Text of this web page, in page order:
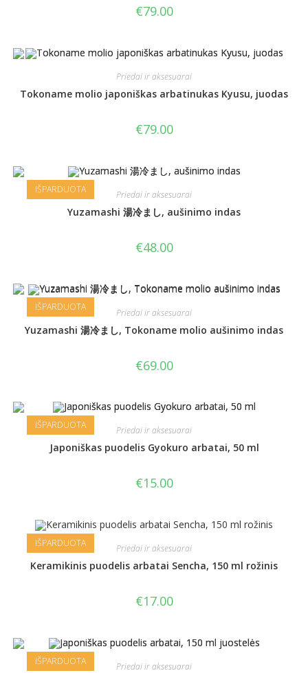
€79.00
Priedai ir aksesuarai
Tokoname molio japoniškas arbatinukas Kyusu, juodas
€79.00
IŠPARDUOTA Priedai ir aksesuarai
Yuzamashi 湯冷まし, aušinimo indas
€48.00
IŠPARDUOTA Priedai ir aksesuarai
Yuzamashi 湯冷まし, Tokoname molio aušinimo indas
€69.00
IŠPARDUOTA Priedai ir aksesuarai
Japoniškas puodelis Gyokuro arbatai, 50 ml
€15.00
IŠPARDUOTA Priedai ir aksesuarai
Keramikinis puodelis arbatai Sencha, 150 ml rožinis
€17.00
IŠPARDUOTA Priedai ir aksesuarai